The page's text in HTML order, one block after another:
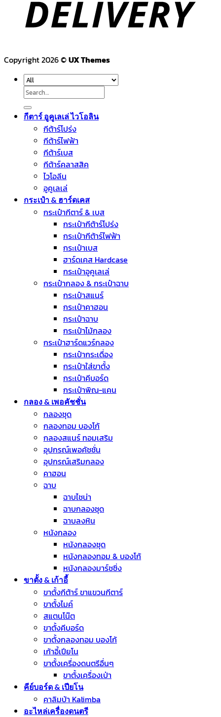
Copyright 2026 ©UX Themes
Search
for:
กีตาร์ อูคูเลเล่ ไวโอลิน
กีต้าร์โปร่ง
กีต้าร์ไฟฟ้า
กีต้าร์เบส
กีต้าร์คลาสสิค
ไวโอลีน
อูคูเลเล่
กระเป๋า & ฮาร์ดเคส
กระเป๋ากีตาร์ & เบส
กระเป๋ากีต้าร์โปร่ง
กระเป๋ากีต้าร์ไฟฟ้า
กระเป๋าเบส
ฮาร์ดเคส Hardcase
กระเป๋าอูคูเลเล่
กระเป๋ากลอง & กระเป๋าฉาบ
กระเป๋าสแนร์
กระเป๋าคาฮอน
กระเป๋าฉาบ
กระเป๋าไม้กลอง
กระเป๋าฮาร์ดแวร์กลอง
กระเป๋ากระเดื่อง
กระเป๋าใส่ขาตั้ง
กระเป๋าคีบอร์ด
กระเป๋าพิณ-แคน
กลอง & เพอคัชชั่น
กลองชุด
กลองทอม บองโก้
กลองสแนร์ ทอมเสริม
อุปกรณ์เพอคัชชั่น
อุปกรณ์เสริมกลอง
คาฮอน
ฉาบ
ฉาบไชน่า
ฉาบกลองชุด
ฉาบลงหิน
หนังกลอง
หนังกลองชุด
หนังกลองทอม & บองโก้
หนังกลองมาร์ชชิ่ง
ขาตั้ง & เก้าอี้
ขาตั้งกีต้าร์ ขาแขวนกีตาร์
ขาตั้งไมค์
สแตนโน๊ต
ขาตั้งคีบอร์ด
ขาตั้งกลองทอม บองโก้
เก้าอี้เปียโน
ขาตั้งเครื่องดนตรีอื่นๆ
ขาตั้งเครื่องเป่า
คีย์บอร์ด & เปียโน
คาลิมบ้า Kalimba
อะไหล่เครื่องดนตรี